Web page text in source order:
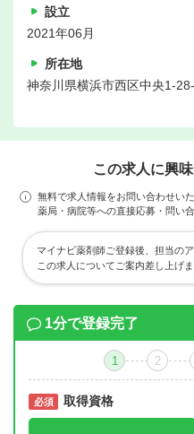
設立
2021年06月
所在地
神奈川県横浜市西区中央1-
この求人に興
無料で求人情報をお問い合わせいた
薬局・病院等への直接応募・問い
マイナビ薬剤師ご登録後、担当の
この求人についてご案内差し上げま
1分で登録完了
1 2
必須 取得資格